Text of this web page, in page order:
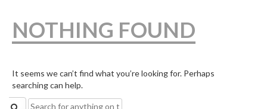
NOTHING FOUND
It seems we can’t find what you’re looking for. Perhaps
searching can help.
Search